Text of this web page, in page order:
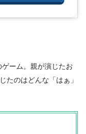
ゲーム。親が演じたお
たのはどんな「はぁ」